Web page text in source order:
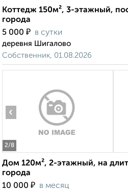
Коттедж 150м², 3-этажный,
города
5 000 ₽ в сутки
деревня Шигалово
Собственник, 01.08.2026
2/8
‹
Дом 120м², 2-этажный, на
города
10 000 ₽ в месяц